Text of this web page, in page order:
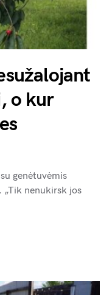
o kur
genėtuvėmis
„Tik nenukirsk jos